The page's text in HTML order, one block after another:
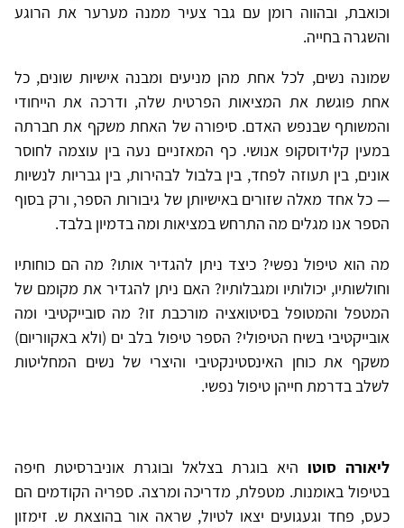
וכואבת, ובהווה רומן עם גבר צעיר ממנה מערער את הרוגע
והשגרה בחייה.
שמונה נשים, לכל אחת מהן מניעים ומבנה אישיות שונים, כל
אחת פוגשת את המציאות הפרטית שלה, ודרכה את הייחודי
והמשותף שבנפש האדם. סיפורה של האחת משקף את חברתה
במעין קלידוסקופ אנושי. כף המאזניים נעה בין עוצמה לחוסר
אונים, בין תעוזה לפחד, בין בלבול לבהירות, בין גבריות לנשיות
— כל אחד מאלה שזורים באישיותן של גיבורות הספר, ורק בסוף
הספר אנו מגלים מה התרחש במציאות ומה בדמיון בלבד.
מה הוא טיפול נפשי? כיצד ניתן להגדיר אותו? מה הם כוחותיו
וחולשותיו, יכולותיו ומגבלותיו? האם ניתן להגדיר את מקומם של
המטפל והמטופל בסיטואציה מורכבת זו? מה סובייקטיבי ומה
אובייקטיבי בשיח הטיפולי? הספר טיפול בלב ים (ולא באקווריום)
משקף את כוחן האינסטינקטיבי והיצרי של נשים המחליטות
לשלב בדרמת חייהן טיפול נפשי.
ליאורה סוטו היא בוגרת בצלאל ובוגרת אוניברסיטת חיפה
בטיפול באומנות. מטפלת, מדריכה ומרצה. ספריה הקודמים הם
כעס, פחד וגעגועים יצאו לטיול, שראה אור בהוצאת ש. זימזון